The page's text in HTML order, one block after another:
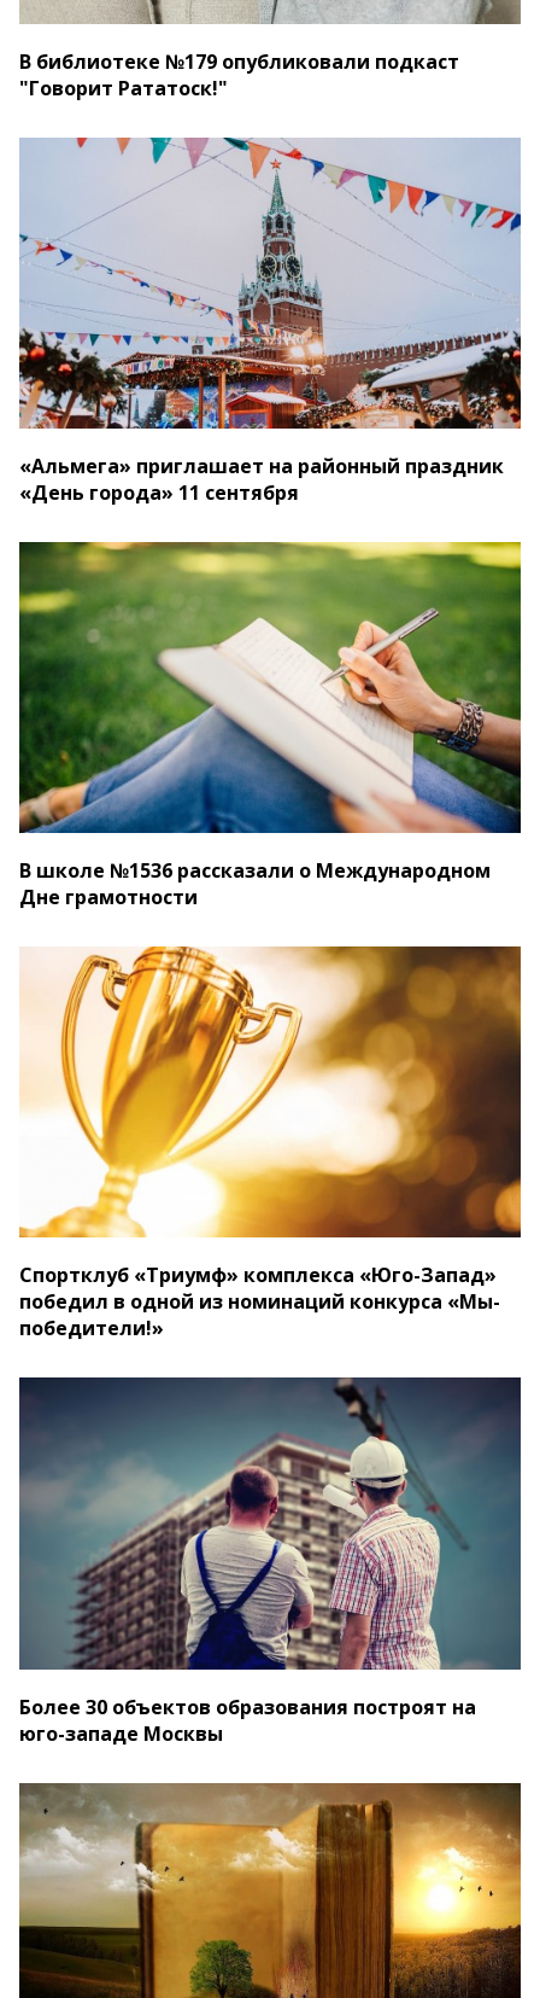
В библиотеке №179 опубликовали подкаст
"Говорит Рататоск!"
«Альмега» приглашает на районный праздник
«День города» 11 сентября
В школе №1536 рассказали о Международном
Дне грамотности
Спортклуб «Триумф» комплекса «Юго-Запад»
победил в одной из номинаций конкурса «Мы-
победители!»
Более 30 объектов образования построят на
юго-западе Москвы